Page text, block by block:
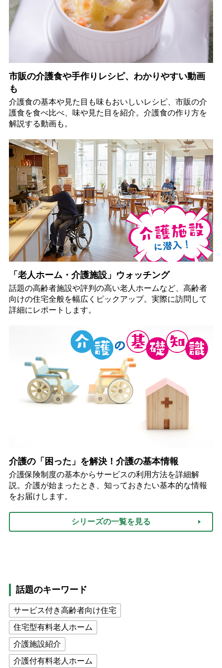
市販の介護食や手作りレシピ、わかりやすい動画
も
介護食の基本や見た目も味もおいしいレシピ、市販の介
護食を食べ比べ、味や見た目を紹介。介護食の作り方を
解説する動画も。
「老人ホーム・介護施設」ウォッチング
話題の高齢者施設や評判の高い老人ホームなど、高齢者
向けの住宅全般を幅広くピックアップ。実際に訪問して
詳細にレポートします。
介護の「困った」を解決！介護の基本情報
介護保険制度の基本からサービスの利用方法を詳細解
説。介護が始まったとき、知っておきたい基本的な情報
をお届けします。
シリーズの一覧を見る
話題のキーワード
サービス付き高齢者向け住宅
住宅型有料老人ホーム
介護施設紹介
介護付有料老人ホーム